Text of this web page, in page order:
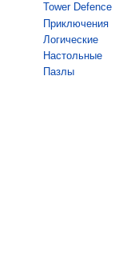
Tower Defence
Приключения
Логические
Настольные
Пазлы